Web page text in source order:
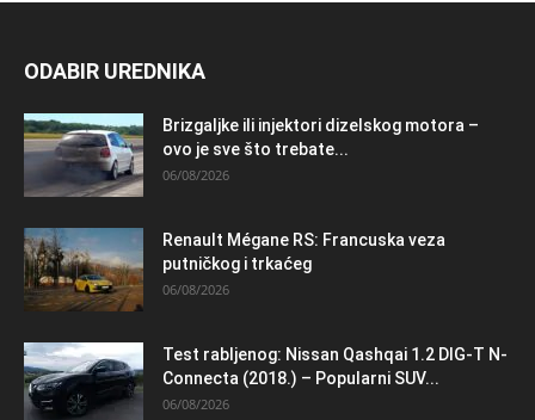
ODABIR UREDNIKA
Brizgaljke ili injektori dizelskog motora –
ovo je sve što trebate...
06/08/2026
Renault Mégane RS: Francuska veza
putničkog i trkaćeg
06/08/2026
Test rabljenog: Nissan Qashqai 1.2 DIG-T N-
Connecta (2018.) – Popularni SUV...
06/08/2026